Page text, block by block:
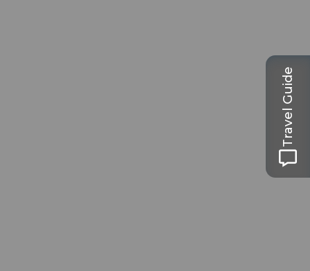
Travel Guide